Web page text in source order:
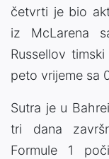
četvrti je bio
iz McLarena
Russellov
peto vrijeme sa
Sutra je u
tri dana
Formule 1